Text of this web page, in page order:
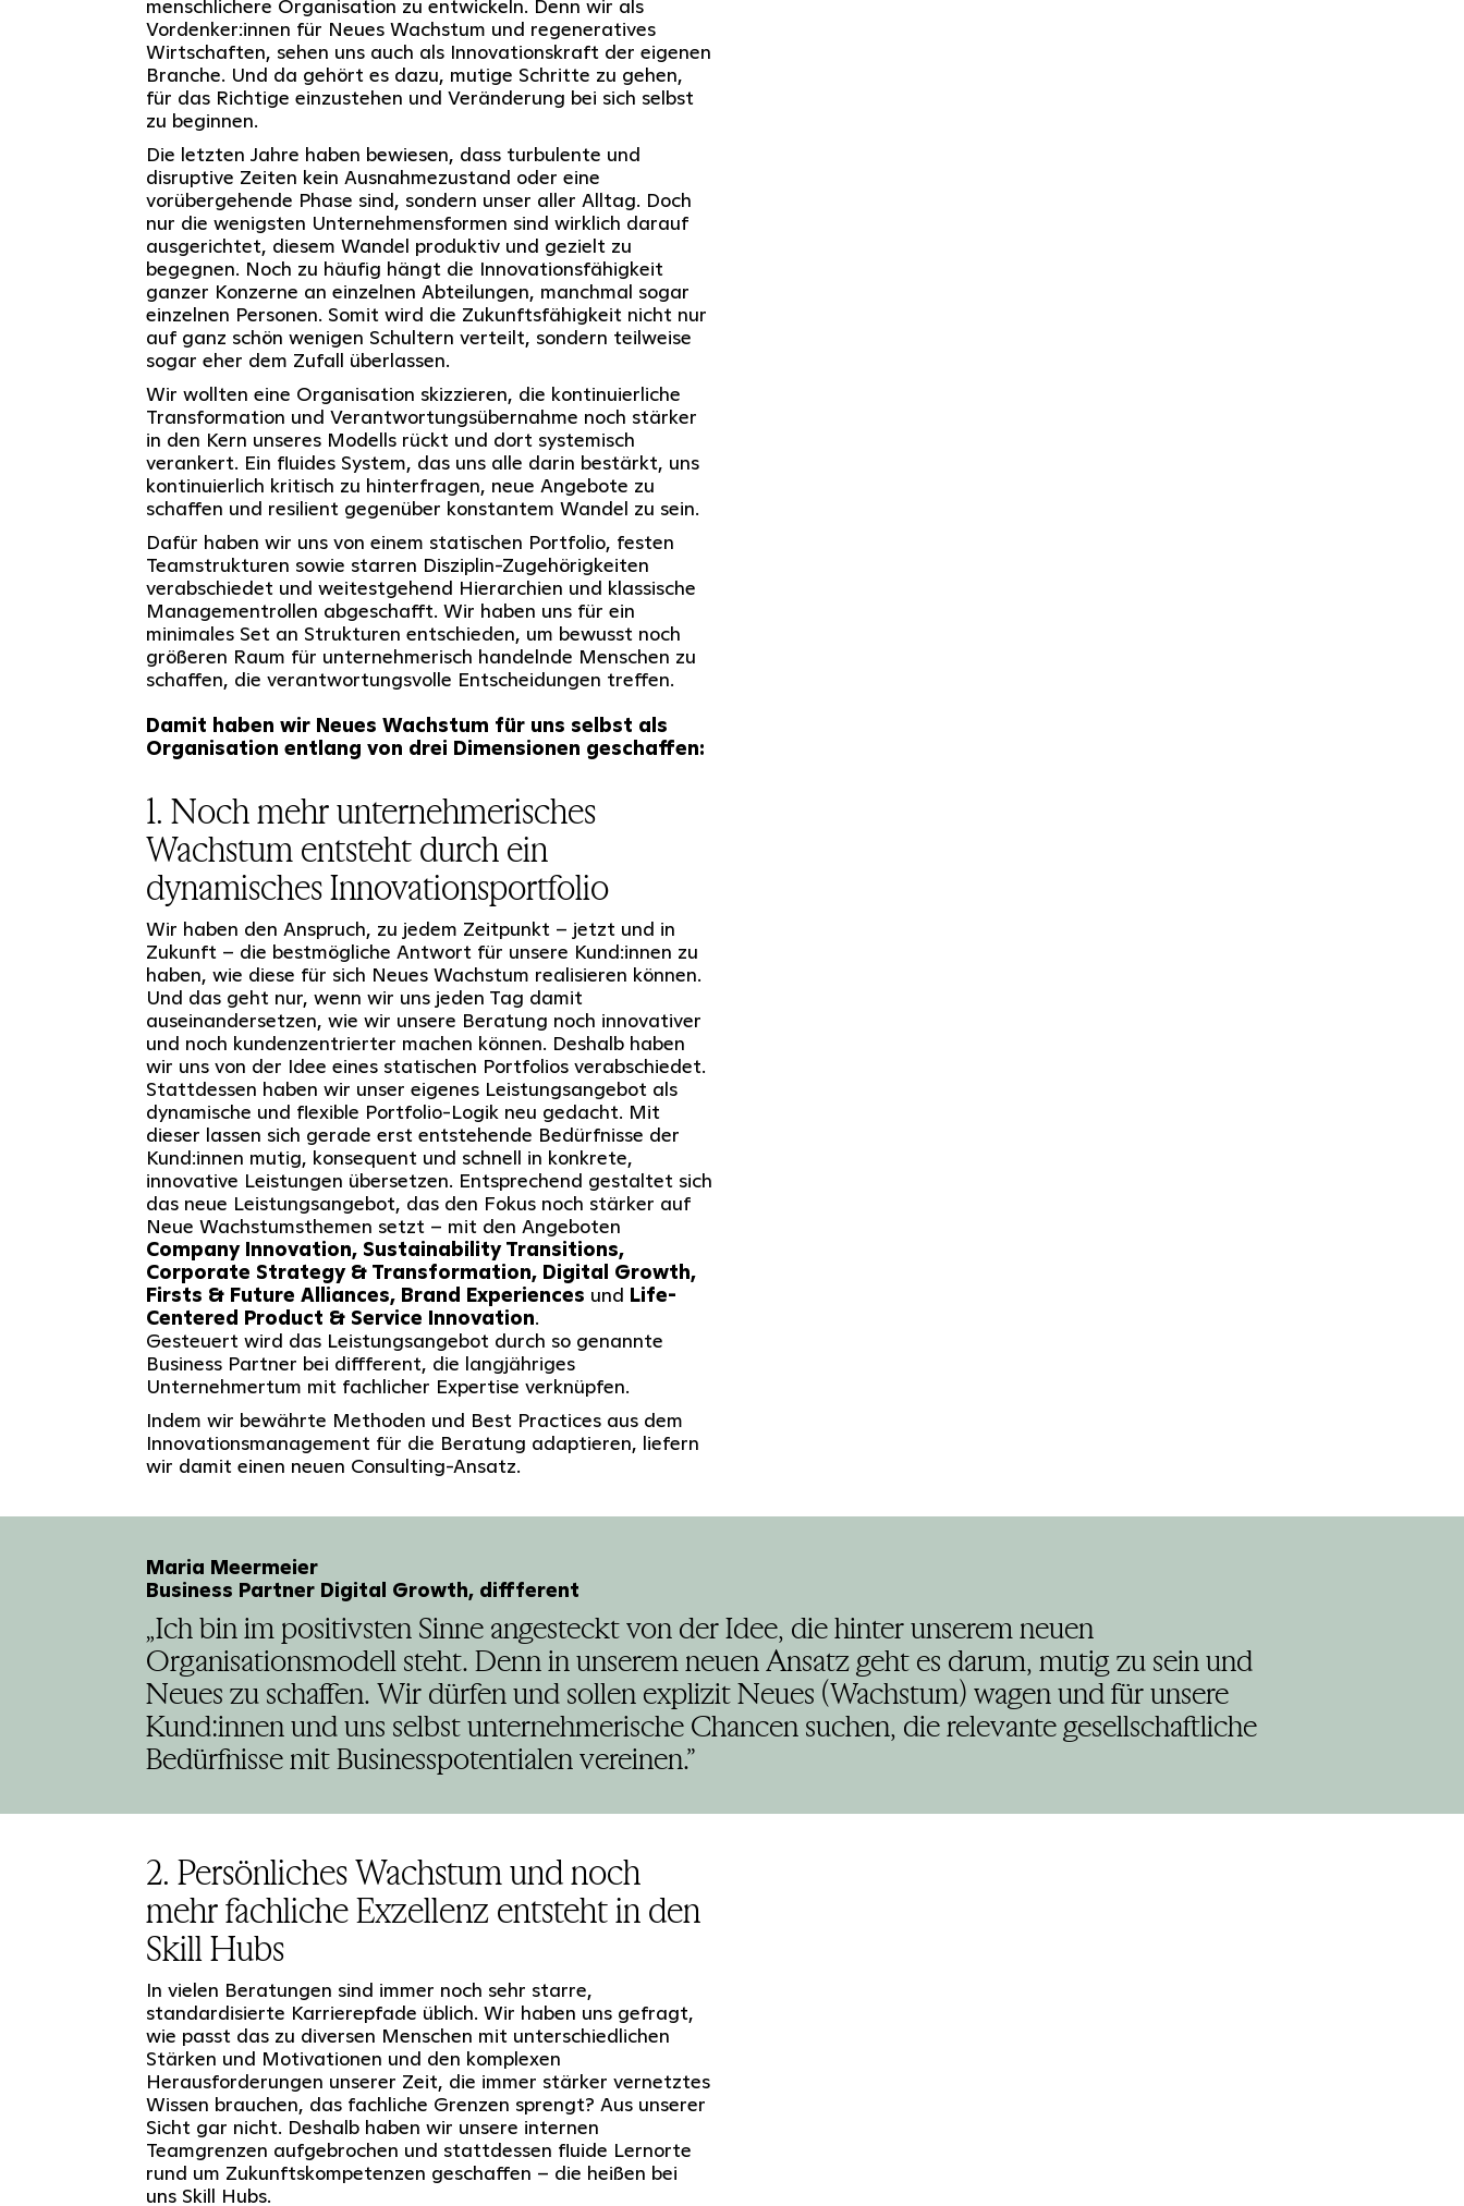
menschlichere Organisation zu entwickeln. Denn wir als
Vordenker:innen für Neues Wachstum und regeneratives
Wirtschaften, sehen uns auch als Innovationskraft der eigenen
Branche. Und da gehört es dazu, mutige Schritte zu gehen,
für das Richtige einzustehen und Veränderung bei sich selbst
zu beginnen.
Die letzten Jahre haben bewiesen, dass turbulente und
disruptive Zeiten kein Ausnahmezustand oder eine
vorübergehende Phase sind, sondern unser aller Alltag. Doch
nur die wenigsten Unternehmensformen sind wirklich darauf
ausgerichtet, diesem Wandel produktiv und gezielt zu
begegnen. Noch zu häufig hängt die Innovationsfähigkeit
ganzer Konzerne an einzelnen Abteilungen, manchmal sogar
einzelnen Personen. Somit wird die Zukunftsfähigkeit nicht nur
auf ganz schön wenigen Schultern verteilt, sondern teilweise
sogar eher dem Zufall überlassen.
Wir wollten eine Organisation skizzieren, die kontinuierliche
Transformation und Verantwortungsübernahme noch stärker
in den Kern unseres Modells rückt und dort systemisch
verankert. Ein fluides System, das uns alle darin bestärkt, uns
kontinuierlich kritisch zu hinterfragen, neue Angebote zu
schaffen und resilient gegenüber konstantem Wandel zu sein.
Dafür haben wir uns von einem statischen Portfolio, festen
Teamstrukturen sowie starren Disziplin-Zugehörigkeiten
verabschiedet und weitestgehend Hierarchien und klassische
Managementrollen abgeschafft. Wir haben uns für ein
minimales Set an Strukturen entschieden, um bewusst noch
größeren Raum für unternehmerisch handelnde Menschen zu
schaffen, die verantwortungsvolle Entscheidungen treffen.
Damit haben wir Neues Wachstum für uns selbst als
Organisation entlang von drei Dimensionen geschaffen:
1. Noch mehr unternehmerisches
Wachstum entsteht durch ein
dynamisches Innovationsportfolio
Wir haben den Anspruch, zu jedem Zeitpunkt – jetzt und in
Zukunft – die bestmögliche Antwort für unsere Kund:innen zu
haben, wie diese für sich Neues Wachstum realisieren können.
Und das geht nur, wenn wir uns jeden Tag damit
auseinandersetzen, wie wir unsere Beratung noch innovativer
und noch kundenzentrierter machen können. Deshalb haben
wir uns von der Idee eines statischen Portfolios verabschiedet.
Stattdessen haben wir unser eigenes Leistungsangebot als
dynamische und flexible Portfolio-Logik neu gedacht. Mit
dieser lassen sich gerade erst entstehende Bedürfnisse der
Kund:innen mutig, konsequent und schnell in konkrete,
innovative Leistungen übersetzen. Entsprechend gestaltet sich
das neue Leistungsangebot, das den Fokus noch stärker auf
Neue Wachstumsthemen setzt – mit den Angeboten
Company Innovation, Sustainability Transitions,
Corporate Strategy & Transformation, Digital Growth,
Firsts & Future Alliances, Brand Experiences und Life-
Centered Product & Service Innovation.
Gesteuert wird das Leistungsangebot durch so genannte
Business Partner bei diffferent, die langjähriges
Unternehmertum mit fachlicher Expertise verknüpfen.
Indem wir bewährte Methoden und Best Practices aus dem
Innovationsmanagement für die Beratung adaptieren, liefern
wir damit einen neuen Consulting-Ansatz.
Maria Meermeier
Business Partner Digital Growth, diffferent
„Ich bin im positivsten Sinne angesteckt von der Idee, die hinter unserem neuen
Organisationsmodell steht. Denn in unserem neuen Ansatz geht es darum, mutig zu sein und
Neues zu schaffen. Wir dürfen und sollen explizit Neues (Wachstum) wagen und für unsere
Kund:innen und uns selbst unternehmerische Chancen suchen, die relevante gesellschaftliche
Bedürfnisse mit Businesspotentialen vereinen.”
2. Persönliches Wachstum und noch
mehr fachliche Exzellenz entsteht in den
Skill Hubs
In vielen Beratungen sind immer noch sehr starre,
standardisierte Karrierepfade üblich. Wir haben uns gefragt,
wie passt das zu diversen Menschen mit unterschiedlichen
Stärken und Motivationen und den komplexen
Herausforderungen unserer Zeit, die immer stärker vernetztes
Wissen brauchen, das fachliche Grenzen sprengt? Aus unserer
Sicht gar nicht. Deshalb haben wir unsere internen
Teamgrenzen aufgebrochen und stattdessen fluide Lernorte
rund um Zukunftskompetenzen geschaffen – die heißen bei
uns Skill Hubs.